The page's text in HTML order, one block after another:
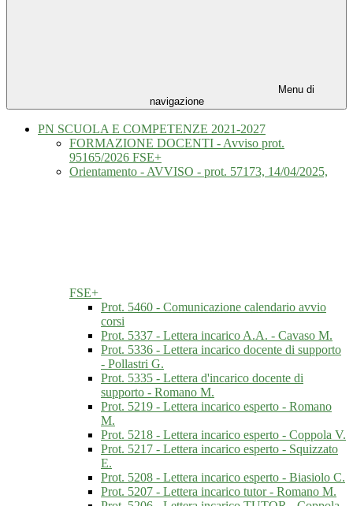
Menu di
navigazione
PN SCUOLA E COMPETENZE 2021-2027
FORMAZIONE DOCENTI - Avviso prot.
95165/2026 FSE+
Orientamento - AVVISO - prot. 57173, 14/04/2025,
FSE+
Prot. 5460 - Comunicazione calendario avvio
corsi
Prot. 5337 - Lettera incarico A.A. - Cavaso M.
Prot. 5336 - Lettera incarico docente di supporto
- Pollastri G.
Prot. 5335 - Lettera d'incarico docente di
supporto - Romano M.
Prot. 5219 - Lettera incarico esperto - Romano
M.
Prot. 5218 - Lettera incarico esperto - Coppola V.
Prot. 5217 - Lettera incarico esperto - Squizzato
E.
Prot. 5208 - Lettera incarico esperto - Biasiolo C.
Prot. 5207 - Lettera incarico tutor - Romano M.